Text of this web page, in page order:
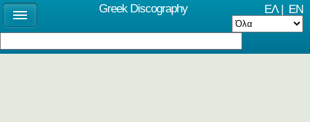
ΕΛ| EN
Greek Discography